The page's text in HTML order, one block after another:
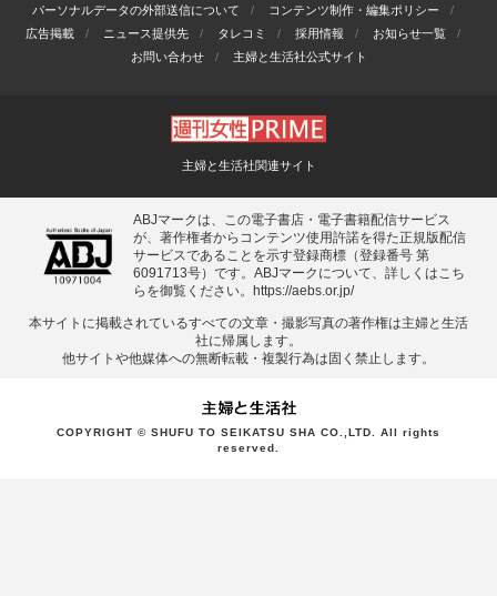
パーソナルデータの外部送信について
コンテンツ制作・編集ポリシー
広告掲載
ニュース提供先 タレコミ 採用情報
お知らせ一覧
お問い合わせ
主婦と生活社公式サイト
主婦と生活社関連サイト
ABJマークは、この電子書店・電子書籍配信サービス
が、著作権者からコンテンツ使用許諾を得た正規版配信
サービスであることを示す登録商標（登録番号 第
6091713号）です。ABJマークについて、詳しくはこち
らを御覧ください。
https://aebs.or.jp/
本サイトに掲載されているすべての⽂章・撮影写真の著作権は主婦と⽣活
社に帰属します。
他サイトや他媒体への無断転載・複製⾏為は固く禁⽌します。
COPYRIGHT © SHUFU TO SEIKATSU SHA CO.,LTD. All rights
reserved.